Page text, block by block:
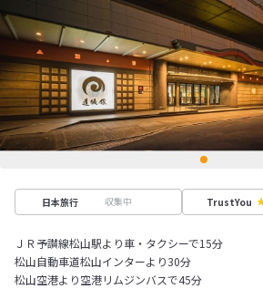
日本旅行 収集中 TrustYou
ＪＲ予讃線松山駅より車・タクシーで15分
松山自動車道松山インターより30分
松山空港より空港リムジンバスで45分